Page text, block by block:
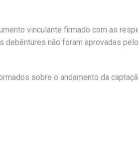
vinculante firmado com as
não foram aprovadas
sobre o andamento da